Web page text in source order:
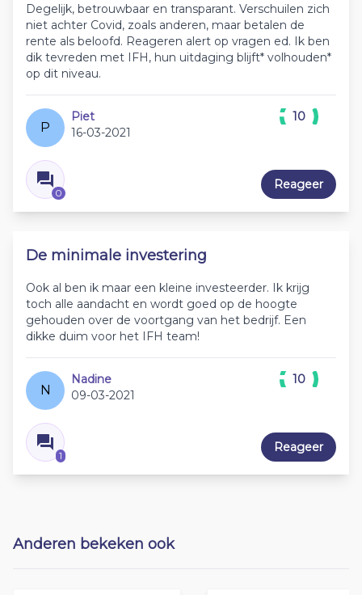
Degelijk, betrouwbaar en transparant. Verschuilen zich
niet achter Covid, zoals anderen, maar betalen de
rente als beloofd. Reageren alert op vragen ed. Ik ben
dik tevreden met IFH, hun uitdaging blijft* volhouden*
op dit niveau.
P
Piet
16-03-2021
0
10
Reageer
De minimale investering
Ook al ben ik maar een kleine investeerder. Ik krijg
toch alle aandacht en wordt goed op de hoogte
gehouden over de voortgang van het bedrijf. Een
dikke duim voor het IFH team!
N
Nadine
09-03-2021
1
10
Reageer
Anderen bekeken ook